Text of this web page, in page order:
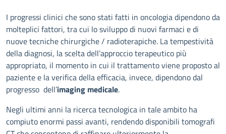
Descrizione
I progressi clinici che sono stati fatti in oncologia dipendono da
molteplici fattori, tra cui lo sviluppo di nuovi farmaci e di
nuove tecniche chirurgiche / radioterapiche. La tempestività
della diagnosi, la scelta dell’approccio terapeutico più
appropriato, il momento in cui il trattamento viene proposto al
paziente e la verifica della efficacia, invece, dipendono dal
progresso dell’imaging medicale.
Negli ultimi anni la ricerca tecnologica in tale ambito ha
compiuto enormi passi avanti, rendendo disponibili tomografi